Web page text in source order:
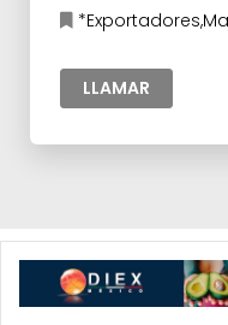
LLAMAR